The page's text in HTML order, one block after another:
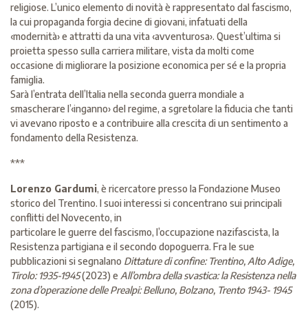
religiose. L’unico elemento di novità è rappresentato dal fascismo,
la cui propaganda forgia decine di giovani, infatuati della
‹modernità› e attratti da una vita ‹avventurosa›. Quest’ultima si
proietta spesso sulla carriera militare, vista da molti come
occasione di migliorare la posizione economica per sé e la propria
famiglia.
Sarà l’entrata dell’Italia nella seconda guerra mondiale a
smascherare l’‹inganno› del regime, a sgretolare la fiducia che tanti
vi avevano riposto e a contribuire alla crescita di un sentimento a
fondamento della Resistenza.
***
Lorenzo Gardumi, è ricercatore presso la Fondazione Museo
storico del Trentino. I suoi interessi si concentrano sui principali
conflitti del Novecento, in
particolare le guerre del fascismo, l’occupazione nazifascista, la
Resistenza partigiana e il secondo dopoguerra. Fra le sue
pubblicazioni si segnalano Dittature di confine: Trentino, Alto Adige,
Tirolo: 1935-1945(2023) e All’ombra della svastica: la Resistenza nella
zonad’operazione delle Prealpi: Belluno, Bolzano, Trento 1943- 1945
(2015).